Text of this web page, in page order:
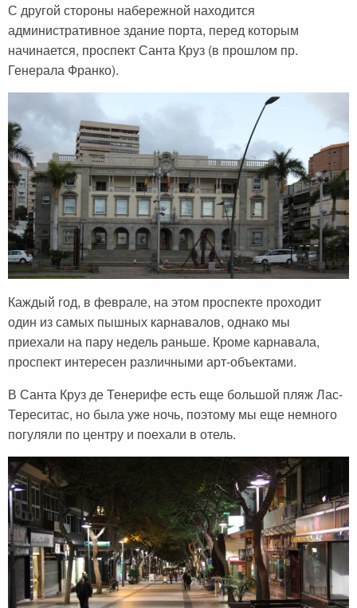
С другой стороны набережной находится
административное здание порта, перед которым
начинается, проспект Санта Круз (в прошлом пр.
Генерала Франко).
Каждый год, в феврале, на этом проспекте проходит
один из самых пышных карнавалов, однако мы
приехали на пару недель раньше. Кроме карнавала,
проспект интересен различными арт-объектами.
В Санта Круз де Тенерифе есть еще большой пляж Лас-
Тереситас, но была уже ночь, поэтому мы еще немного
погуляли по центру и поехали в отель.